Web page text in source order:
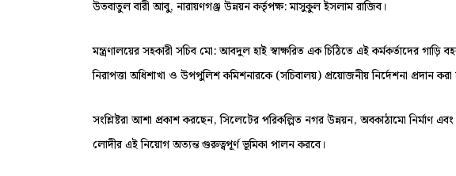
উতবাতুল বারী আবু, নারায়ণগঞ্জ উন্নয়ন কর্তৃপক্ষ: মাসুকুল ইসলাম রাজিব।
মন্ত্রণালয়ের সহকারী সচিব মো: আবদুল হাই স্বাক্ষরিত এক চিঠিতে এই কর্মকর্তাদের গাড়ি
নিরাপত্তা অধিশাখা ও উপপুলিশ কমিশনারকে (সচিবালয়) প্রয়োজনীয় নির্দেশনা প্রদান করা
সংশ্লিষ্টরা আশা প্রকাশ করছেন, সিলেটের পরিকল্পিত নগর উন্নয়ন, অবকাঠামো নির্মাণ
লোদীর এই নিয়োগ অত্যন্ত গুরুত্বপূর্ণ ভূমিকা পালন করবে।